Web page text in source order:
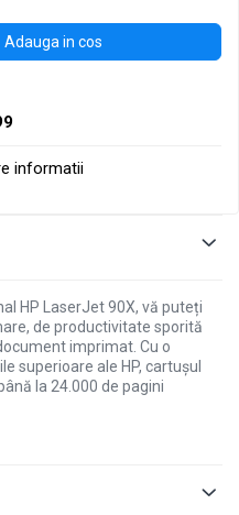
Adauga in cos
informatii
HP LaserJet 90X, vă puteți
de productivitate sporită
imprimat. Cu o
superioare ale HP, cartușul
la 24.000 de pagini